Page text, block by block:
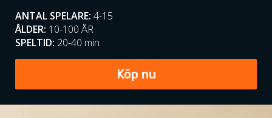
ANTAL SPELARE: 4-15
ÅLDER: 10-100 ÅR
SPELTID: 20-40 min
Köp nu